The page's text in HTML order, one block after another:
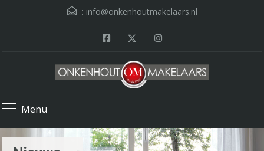
: info@onkenhoutmakelaars.nl
Menu